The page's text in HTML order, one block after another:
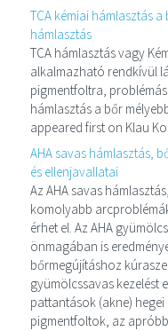
TCA kémiai hámlasztás
hámlasztás
TCA hámlasztás vagy
alkalmazható rendkívül
pigmentfoltra,
hámlasztás a bőr
appeared first on Klau
AHA savas hámlasztás,
és ellenjavallatai
Az AHA savas
komolyabb
érhet el. Az AHA
önmagában is
bőrmegújításhoz
gyümölcssavas kezelést
pattantások (akne) hegei
pigmentfoltok, az